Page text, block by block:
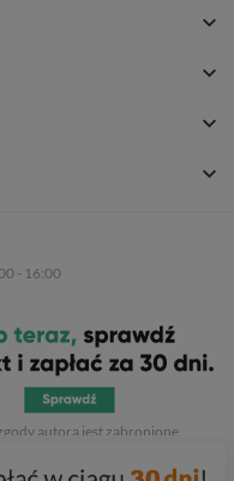
- 16:00
. Kopiowanie, przetwarzanie,
autora jest zabronione.